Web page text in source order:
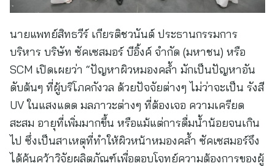
นายแพทย์สิทธวีร์ เกียรติชวนันต์ ประธานกรรมการ
บริหาร บริษัท ซัคเซสมอร์ บีอิ้งค์ จำกัด (มหาชน) หรือ
SCM เปิดเผยว่า “ปัญหาผิวหมองคล้ำ มักเป็นปัญหาอัน
ดับต้นๆ ที่ผู้บริโภคกังวล ด้วยปัจจัยต่างๆ ไม่ว่าจะเป็น รังสี
UV ในแสงแดด มลภาวะต่างๆ ที่ต้องเจอ ความเครียด
สะสม อายุที่เพิ่มมากขึ้น หรือแม้แต่การดื่มน้ำน้อยจนเกิน
ไป ซึ่งเป็นสาเหตุที่ทำให้ผิวหน้าหมองคล้ำ ซัคเซสมอร์จึง
ได้ค้นคว้าวิจัยผลิตภัณฑ์เพื่อตอบโจทย์ความต้องการของผู้